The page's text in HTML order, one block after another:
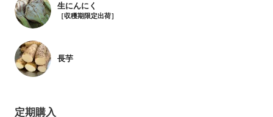
生にんにく
［収穫期限定出荷］
長芋
定期購入